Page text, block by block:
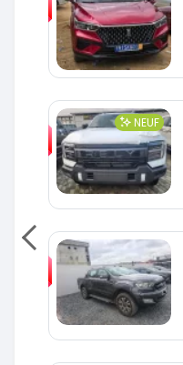
SPÉCIAL
NEUF